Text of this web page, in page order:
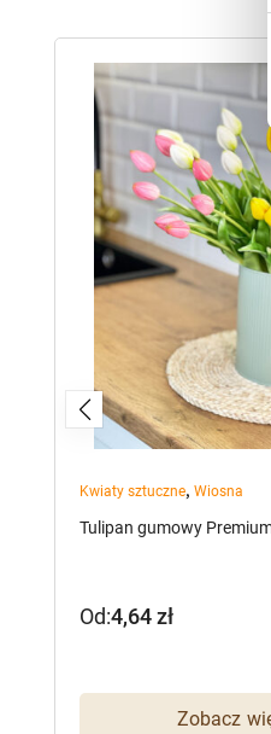
Kwiaty sztuczne, Wiosna
Tulipan gumowy
Zobacz
Od:4,64zł